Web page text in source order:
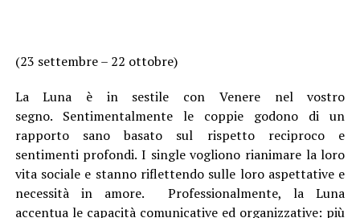
(23 settembre – 22 ottobre)
La Luna è in sestile con Venere nel vostro
segno. Sentimentalmente le coppie godono di un
rapporto sano basato sul rispetto reciproco e
sentimenti profondi. I single vogliono rianimare la loro
vita sociale e stanno riflettendo sulle loro aspettative e
necessità in amore. Professionalmente, la Luna
accentua le capacità comunicative ed organizzative: più